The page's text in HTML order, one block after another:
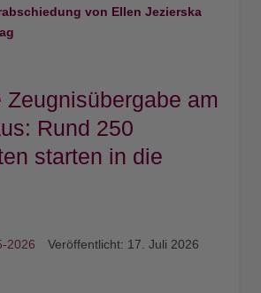
von Ellen Jezierska
Zeugnisübergabe am
Rund 250
starten in die
2026 Veröffentlicht: 17. Juli 2026